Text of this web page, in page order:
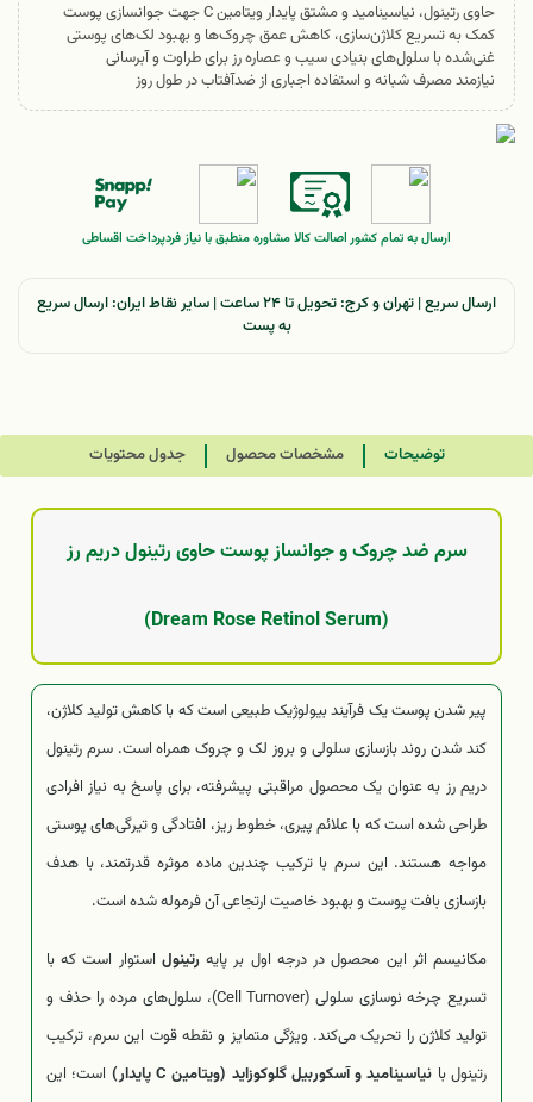
حاوی رتینول، نیاسینامید و مشتق پایدار ویتامین C جهت جوانسازی پوست
کمک به تسریع کلاژن‌سازی، کاهش عمق چروک‌ها و بهبود لک‌های پوستی
غنی‌شده با سلول‌های بنیادی سیب و عصاره رز برای طراوت و آبرسانی
نیازمند مصرف شبانه و استفاده اجباری از ضدآفتاب در طول روز
ارسال به تمام کشوراصالت کالامشاوره منطبق با نیاز فردپرداخت اقساطی
ارسال سریع | تهران و کرج: تحویل تا ۲۴ ساعت | سایر نقاط ایران: ارسال سریع
به پست
توضیحات مشخصات محصول جدول محتویات
سرم ضد چروک و جوانساز پوست حاوی رتینول دریم رز
(Dream Rose Retinol Serum)
پیر شدن پوست یک فرآیند بیولوژیک طبیعی است که با کاهش تولید کلاژن،
کند شدن روند بازسازی سلولی و بروز لک و چروک همراه است. سرم رتینول
دریم رز به عنوان یک محصول مراقبتی پیشرفته، برای پاسخ به نیاز افرادی
طراحی شده است که با علائم پیری، خطوط ریز، افتادگی و تیرگی‌های پوستی
مواجه هستند. این سرم با ترکیب چندین ماده موثره قدرتمند، با هدف
بازسازی بافت پوست و بهبود خاصیت ارتجاعی آن فرموله شده است.
مکانیسم اثر این محصول در درجه اول بر پایه رتینول استوار است که با
تسریع چرخه نوسازی سلولی (Cell Turnover)، سلول‌های مرده را حذف و
تولید کلاژن را تحریک می‌کند. ویژگی متمایز و نقطه قوت این سرم، ترکیب
رتینول با نیاسینامید و آسکوربیل گلوکوزاید (ویتامین C پایدار)
است؛ این